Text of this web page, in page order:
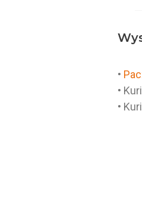
•
•
•